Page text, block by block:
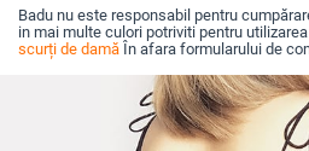
Badu nu este responsabil pentru
in mai multe culori potriviti pentru
scurți de damă În afara formularului de